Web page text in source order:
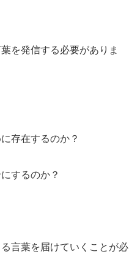
を発信する必要がありま
存在するのか？
するのか？
言葉を届けていくことが必